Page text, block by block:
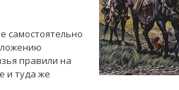
самостоятельно
правили на
и туда же